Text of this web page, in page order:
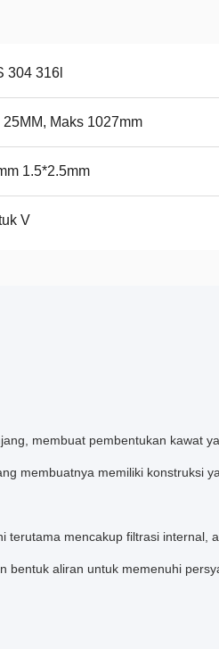
304 316l
25MM, Maks 1027mm
1.5*2.5mm
V
membuat pembentukan kawat
membuatnya memiliki konstruksi
terutama mencakup filtrasi internal,
aliran untuk memenuhi